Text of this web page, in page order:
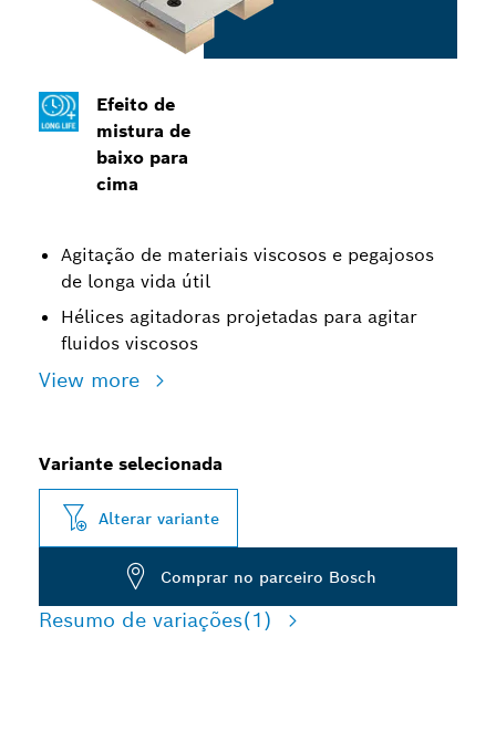
Efeito de
mistura de
baixo para
cima
Agitação de materiais viscosos e pegajosos
de longa vida útil
Hélices agitadoras projetadas para agitar
fluidos viscosos
View more
Variante selecionada
Alterar variante
Comprar no parceiro Bosch
Resumo de variações(1)